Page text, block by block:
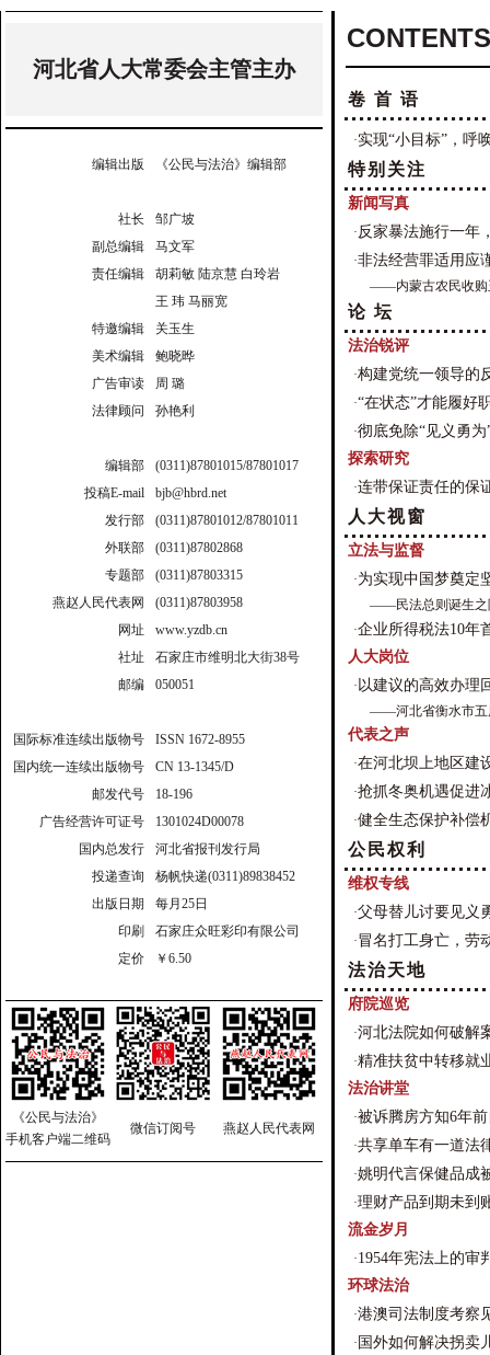
河北省人大常委会主管主办
编辑出版 《公民与法治》编辑部
社长
邹广坡
副总编辑
马文军
责任编辑
胡莉敏 陆京慧 白玲岩
王 玮 马丽宽
特邀编辑
关玉生
美术编辑
鲍晓晔
广告审读
周 璐
法律顾问
孙艳利
编辑部
(0311)87801015/87801017
投稿E-mail
bjb@hbrd.net
发行部
(0311)87801012/87801011
外联部
(0311)87802868
专题部
(0311)87803315
燕赵人民代表网
(0311)87803958
网址
www.yzdb.cn
社址
石家庄市维明北大街38号
邮编
050051
国际标准连续出版物号
ISSN 1672-8955
国内统一连续出版物号
CN 13-1345/D
邮发代号
18-196
广告经营许可证号
1301024D00078
国内总发行
河北省报刊发行局
投递查询
杨帆快递(0311)89838452
出版日期
每月25日
印刷
石家庄众旺彩印有限公司
定价
￥6.50
《公民与法治》
手机客户端二维码
微信订阅号 燕赵人民代表网
卷 首 语
·实现“小目标”，呼
特别关注
新闻写真
·反家暴法施行一年
·非法经营罪适用应
——内蒙古农民收购
论 坛
法治锐评
·构建党统一领导的
·“在状态”才能履好
·彻底免除“见义勇
探索研究
·连带保证责任的保
人大视窗
立法与监督
·为实现中国梦奠定
——民法总则诞生之
·企业所得税法10年
人大岗位
· 以建议的高效办理
——河北省衡水市五
代表之声
·在河北坝上地区建
·抢抓冬奥机遇促进
·健全生态保护补偿
公民权利
维权专线
·父母替儿讨要见义
·冒名打工身亡，劳
法治天地
府院巡览
·河北法院如何破解
·精准扶贫中转移就
法治讲堂
·被诉腾房方知6年
·共享单车有一道法
·姚明代言保健品成
·理财产品到期未到
流金岁月
·1954年宪法上的审
环球法治
·港澳司法制度考察
· 国外如何解决拐卖